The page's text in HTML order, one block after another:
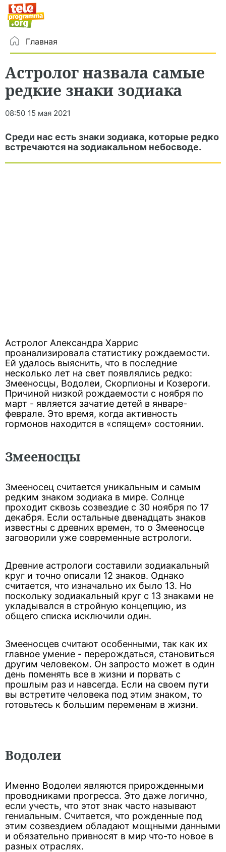
Главная
Астролог назвала самые
редкие знаки зодиака
08:50 15 мая 2021
Среди нас есть знаки зодиака, которые редко
встречаются на зодиакальном небосводе.
Астролог Александра Харрис
проанализировала статистику рождаемости.
Ей удалось выяснить, что в последние
несколько лет на свет появлялись редко:
Змееносцы, Водолеи, Скорпионы и Козероги.
Причиной низкой рождаемости с ноября по
март - является зачатие детей в январе-
феврале. Это время, когда активность
гормонов находится в «спящем» состоянии.
Змееносцы
Змееносец считается уникальным и самым
редким знаком зодиака в мире. Солнце
проходит сквозь созвездие с 30 ноября по 17
декабря. Если остальные двенадцать знаков
известны с древних времен, то о Змееносце
заговорили уже современные астрологи.
Древние астрологи составили зодиакальный
круг и точно описали 12 знаков. Однако
считается, что изначально их было 13. Но
поскольку зодиакальный круг с 13 знаками не
укладывался в стройную концепцию, из
общего списка исключили один.
Змееносцев считают особенными, так как их
главное умение - перерождаться, становиться
другим человеком. Он запросто может в один
день поменять все в жизни и порвать с
прошлым раз и навсегда. Если на своем пути
вы встретите человека под этим знаком, то
готовьтесь к большим переменам в жизни.
Водолеи
Именно Водолеи являются прирожденными
проводниками прогресса. Это даже логично,
если учесть, что этот знак часто называют
гениальным. Считается, что рожденные под
этим созвездием обладают мощными данными
и обязательно привносят в мир что-то новое в
разных отраслях.